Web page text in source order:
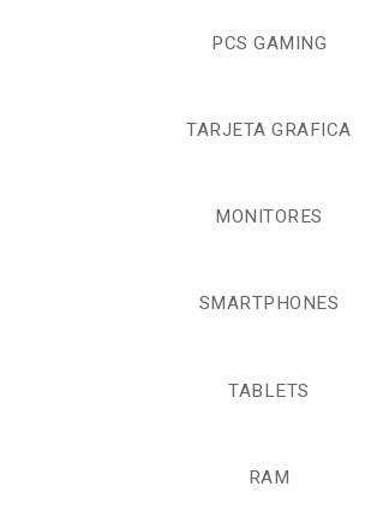
PCS GAMING
TARJETA GRAFICA
MONITORES
SMARTPHONES
TABLETS
RAM